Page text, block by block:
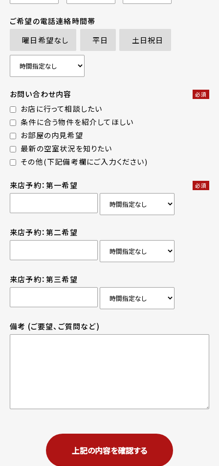
ご希望の電話連絡時間帯
曜日希望なし
平日 土日祝日
お問い合わせ内容 必須
お店に行って相談したい
条件に合う物件を紹介してほしい
お部屋の内見希望
最新の空室状況を知りたい
その他(下記備考欄にご入力ください)
来店予約：第一希望 必須
来店予約：第二希望
来店予約：第三希望
備考 (ご要望、ご質問など)